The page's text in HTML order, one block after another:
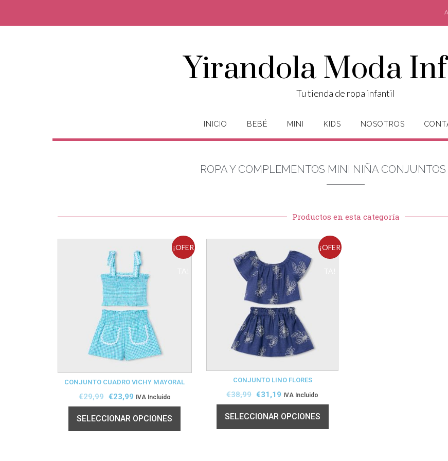
Yirandola Moda
Tu tienda de ropa infantil
INICIO BEBÉ MINI KIDS NOSOTROS
ROPA Y COMPLEMENTOS MINI NIÑA
Productos en esta categoría
¡OFER
CONJUNTO CUADRO VICHY MAYORAL
€29,99 €23,99 IVA Incluido
SELECCIONAR OPCIONES
¡OFER
CONJUNTO LINO FLORES
€38,99 €31,19 IVA Incluido
SELECCIONAR OPCIONES